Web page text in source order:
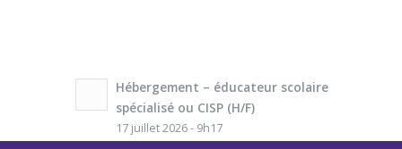
Hébergement – éducateur scolaire
spécialisé ou CISP (H/F)
17 juillet 2026 - 9h17